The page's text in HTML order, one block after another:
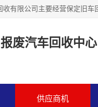
报废汽车回收中心
供应商机